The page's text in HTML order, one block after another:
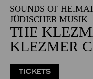
SOUNDS OF
JÜDISCHER MUSIK
THE
KLEZMER
TICKETS